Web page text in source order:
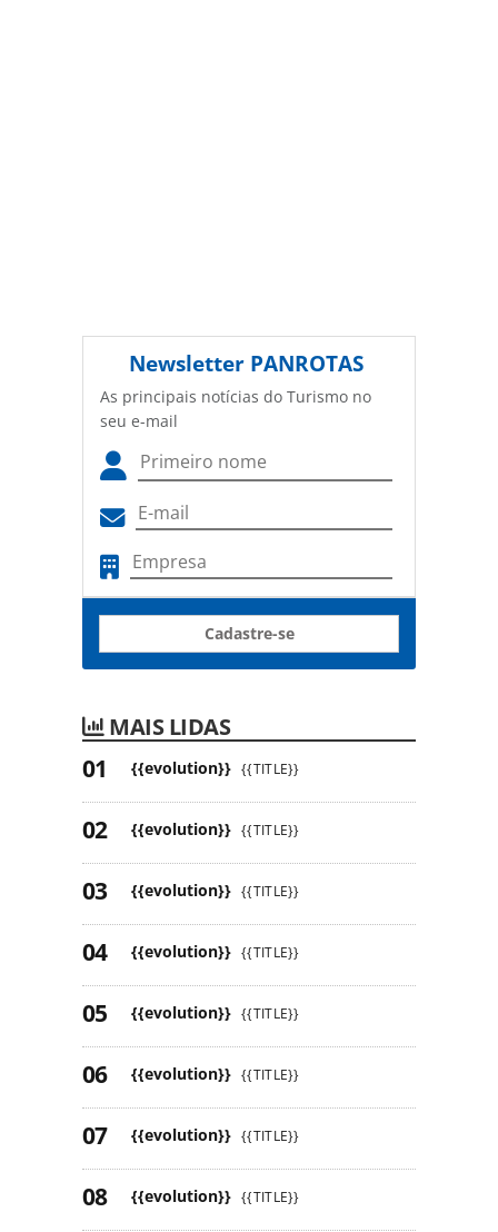
Newsletter PANROTAS
As principais notícias do Turismo no
seu e-mail
Cadastre-se
MAIS LIDAS
{{evolution}} {{TITLE}}
{{evolution}} {{TITLE}}
{{evolution}} {{TITLE}}
{{evolution}} {{TITLE}}
{{evolution}} {{TITLE}}
{{evolution}} {{TITLE}}
{{evolution}} {{TITLE}}
{{evolution}} {{TITLE}}